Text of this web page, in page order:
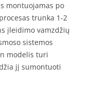
montuojamas po
trunka 1-2
įleidimo vamzdžių
sistemos
modelis turi
jį sumontuoti